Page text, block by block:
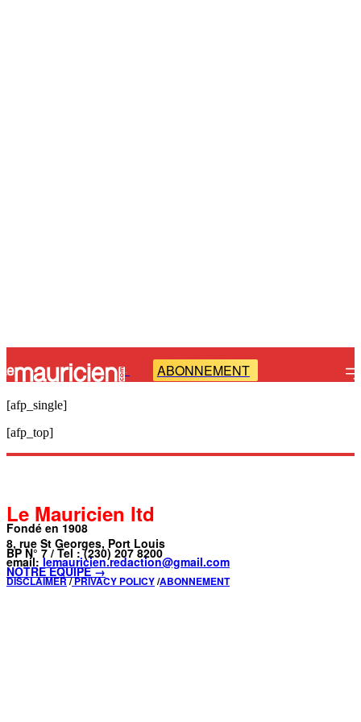
- ABONNEMENT
[afp_single]
[afp_top]
Le Mauricien ltd
Fondé en 1908
8, rue St Georges, Port Louis
BP N° 7 / Tel : (230) 207 8200
email: lemauricien.redaction@gmail.com
NOTRE ÉQUIPE →
DISCLAIMER/PRIVACY POLICY/ABONNEMENT